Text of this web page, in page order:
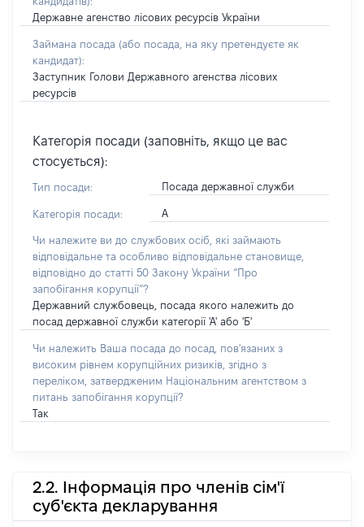
Державне агенство лісових ресурсів України
Займана посада (або посада, на яку претендуєте як
кандидат):
Заступник Голови Державного агенства лісових
ресурсів
Категорія посади (заповніть, якщо це вас
стосується):
Тип посади: Посада державної служби
Категорія посади: А
Чи належите ви до службових осіб, які займають
відповідальне та особливо відповідальне становище,
відповідно до статті 50 Закону України “Про
запобігання корупції”?
Державний службовець, посада якого належить до
посад державної служби категорії 'А' або 'Б'
Чи належить Ваша посада до посад, пов'язаних з
високим рівнем корупційних ризиків, згідно з
переліком, затвердженим Національним агентством з
питань запобігання корупції?
Так
2.2. Інформація про членів сім'ї
суб'єкта декларування